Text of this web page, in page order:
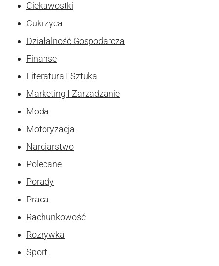
Ciekawostki
Cukrzyca
Działalność Gospodarcza
Finanse
Literatura I Sztuka
Marketing I Zarzadzanie
Moda
Motoryzacja
Narciarstwo
Polecane
Porady
Praca
Rachunkowość
Rozrywka
Sport